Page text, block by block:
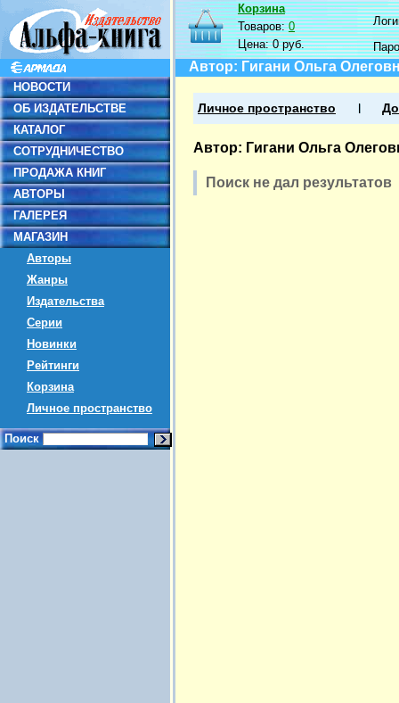
НОВОСТИ
ОБ ИЗДАТЕЛЬСТВЕ
КАТАЛОГ
СОТРУДНИЧЕСТВО
ПРОДАЖА КНИГ
АВТОРЫ
ГАЛЕРЕЯ
МАГАЗИН
Авторы
Жанры
Издательства
Серии
Новинки
Рейтинги
Корзина
Личное пространство
Поиск
Корзина
Товаров:0
Цена:0 руб.
Автор: Гигани Ольга
Личное пространство
Автор: Гигани Ольга
Поиск не дал результатов